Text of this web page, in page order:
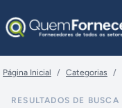
Página Inicial / Categorias /
RESULTADOS DE BUSCA